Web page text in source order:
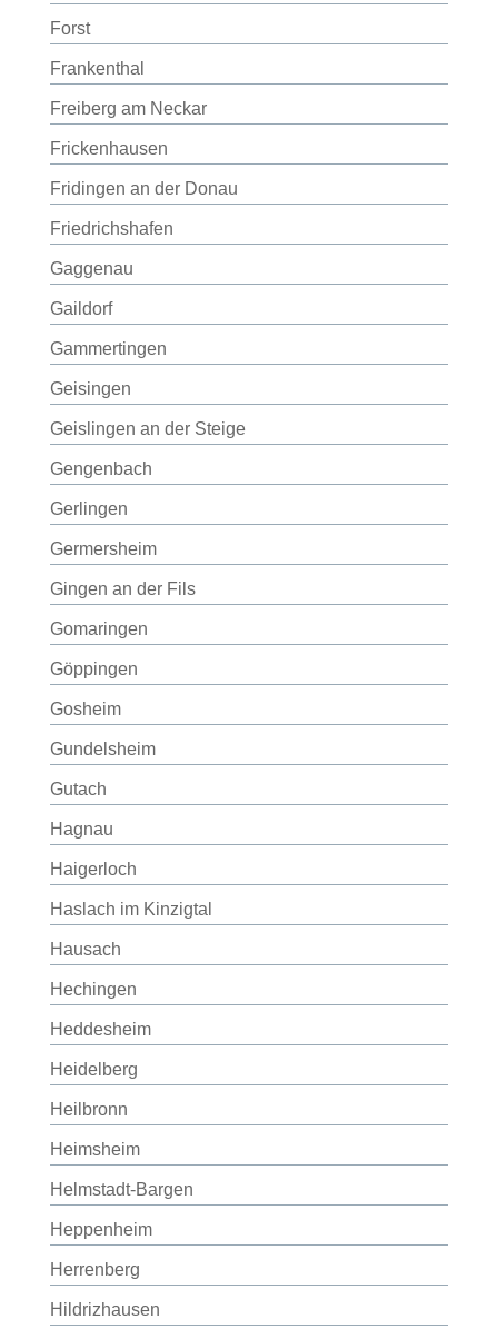
Forst
Frankenthal
Freiberg am Neckar
Frickenhausen
Fridingen an der Donau
Friedrichshafen
Gaggenau
Gaildorf
Gammertingen
Geisingen
Geislingen an der Steige
Gengenbach
Gerlingen
Germersheim
Gingen an der Fils
Gomaringen
Göppingen
Gosheim
Gundelsheim
Gutach
Hagnau
Haigerloch
Haslach im Kinzigtal
Hausach
Hechingen
Heddesheim
Heidelberg
Heilbronn
Heimsheim
Helmstadt-Bargen
Heppenheim
Herrenberg
Hildrizhausen